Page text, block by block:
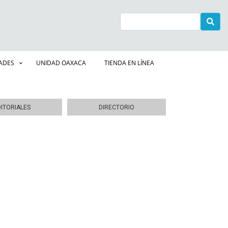
Buscar
UNIDAD OAXACA TIENDA EN LÍNEA
DIRECTORIO